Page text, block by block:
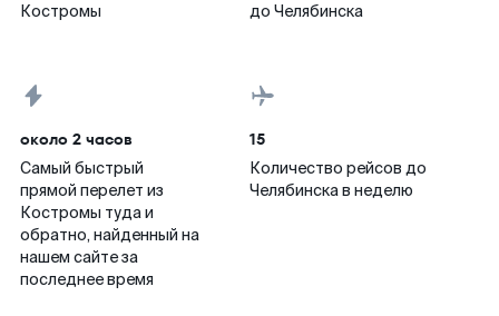
Костромы
до Челябинска
около 2 часов
Самый быстрый
прямой перелет из
Костромы туда и
обратно, найденный на
нашем сайте за
последнее время
15
Количество рейсов до
Челябинска в неделю